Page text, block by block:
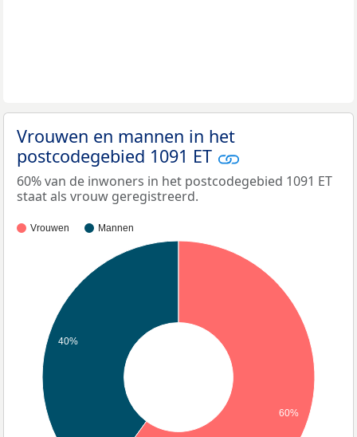
Vrouwen en mannen in het
postcodegebied 1091 ET
60% van de inwoners in het postcodegebied 1091 ET
staat als vrouw geregistreerd.
Vrouwen Mannen
40%
60%